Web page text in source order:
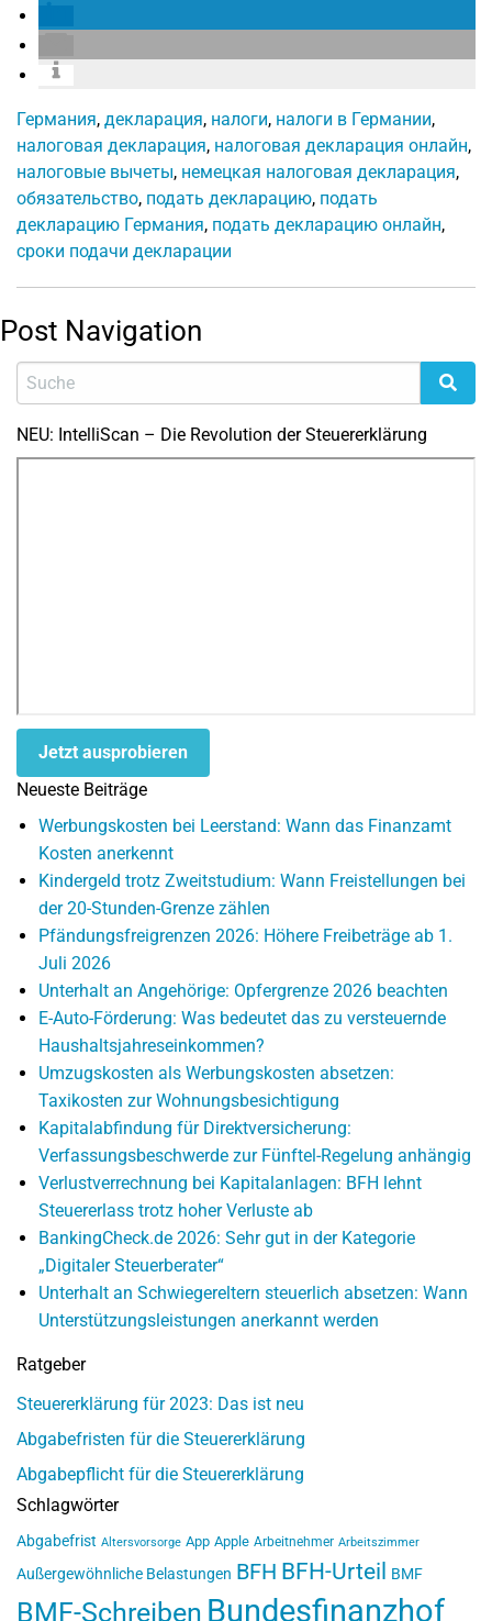
Германия, декларация, налоги, налоги в Германии,
налоговая декларация, налоговая декларация онлайн,
налоговые вычеты, немецкая налоговая декларация,
обязательство, подать декларацию, подать
декларацию Германия, подать декларацию онлайн,
сроки подачи декларации
Post Navigation
NEU: IntelliScan – Die Revolution der Steuererklärung
Jetzt ausprobieren
Neueste Beiträge
Werbungskosten bei Leerstand: Wann das Finanzamt
Kosten anerkennt
Kindergeld trotz Zweitstudium: Wann Freistellungen bei
der 20-Stunden-Grenze zählen
Pfändungsfreigrenzen 2026: Höhere Freibeträge ab 1.
Juli 2026
Unterhalt an Angehörige: Opfergrenze 2026 beachten
E-Auto-Förderung: Was bedeutet das zu versteuernde
Haushaltsjahreseinkommen?
Umzugskosten als Werbungskosten absetzen:
Taxikosten zur Wohnungsbesichtigung
Kapitalabfindung für Direktversicherung:
Verfassungsbeschwerde zur Fünftel-Regelung anhängig
Verlustverrechnung bei Kapitalanlagen: BFH lehnt
Steuererlass trotz hoher Verluste ab
BankingCheck.de 2026: Sehr gut in der Kategorie
„Digitaler Steuerberater“
Unterhalt an Schwiegereltern steuerlich absetzen: Wann
Unterstützungsleistungen anerkannt werden
Ratgeber
Steuererklärung für 2023: Das ist neu
Abgabefristen für die Steuererklärung
Abgabepflicht für die Steuererklärung
Schlagwörter
Abgabefrist Altersvorsorge App Apple Arbeitnehmer Arbeitszimmer
Außergewöhnliche Belastungen BFH BFH-Urteil BMF
BMF-Schreiben Bundesfinanzhof